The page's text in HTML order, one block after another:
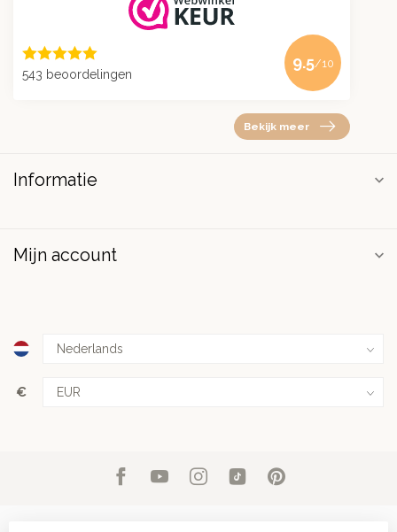
543 beoordelingen
9.5/10
Bekijk meer
Informatie
Mijn account
€